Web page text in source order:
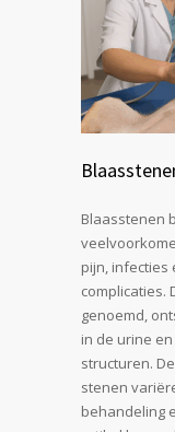
Blaasstenen
pijn, infecties
complicaties.
genoemd,
in de urine
structuren.
stenen
behandeling